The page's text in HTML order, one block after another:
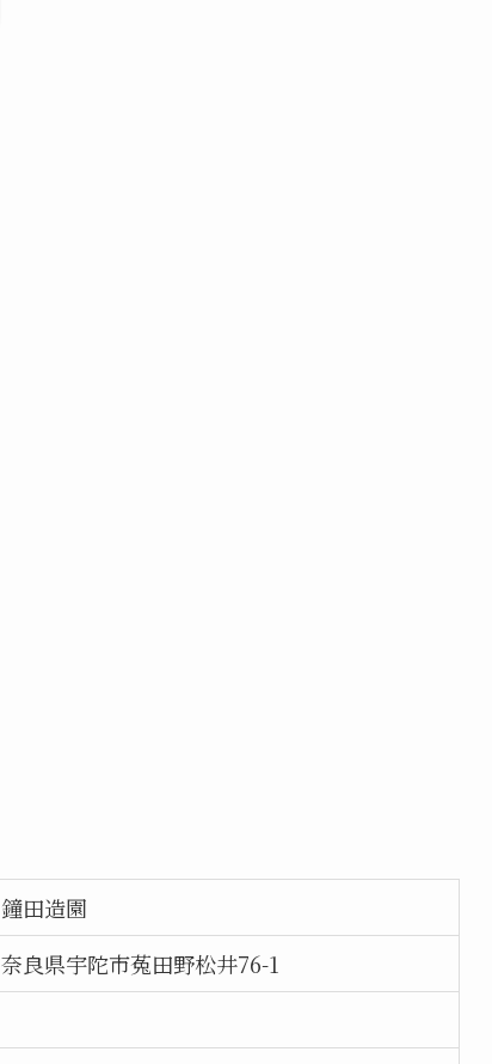
鐘田造園
奈良県宇陀市菟田野松井76-1